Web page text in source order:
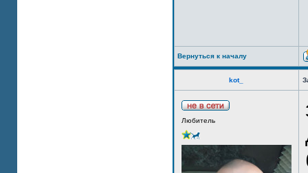
Вернуться к началу
kot_
Любитель